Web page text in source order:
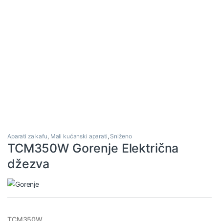
Aparati za kafu, Mali kućanski aparati, Sniženo
TCM350W Gorenje Električna
džezva